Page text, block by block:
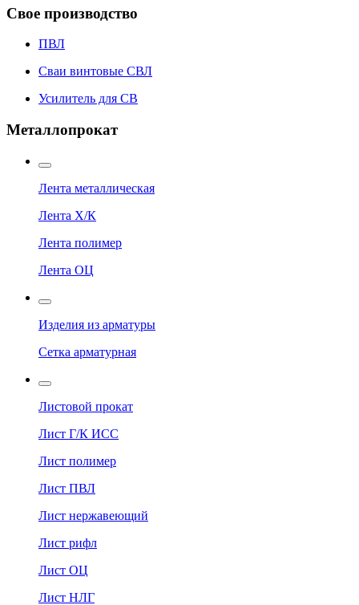
Свое производство
ПВЛ
Сваи винтовые СВЛ
Усилитель для СВ
Металлопрокат
Лента металлическая
Лента Х/К
Лента полимер
Лента ОЦ
Изделия из арматуры
Сетка арматурная
Листовой прокат
Лист Г/К ИСС
Лист полимер
Лист ПВЛ
Лист нержавеющий
Лист рифл
Лист ОЦ
Лист НЛГ